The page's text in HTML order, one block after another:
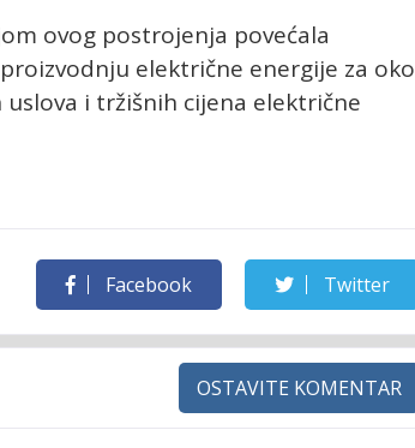
ovog postrojenja povećala
električne energije za oko
i tržišnih cijena električne
Facebook Twitter
OSTAVITE KOMENTAR